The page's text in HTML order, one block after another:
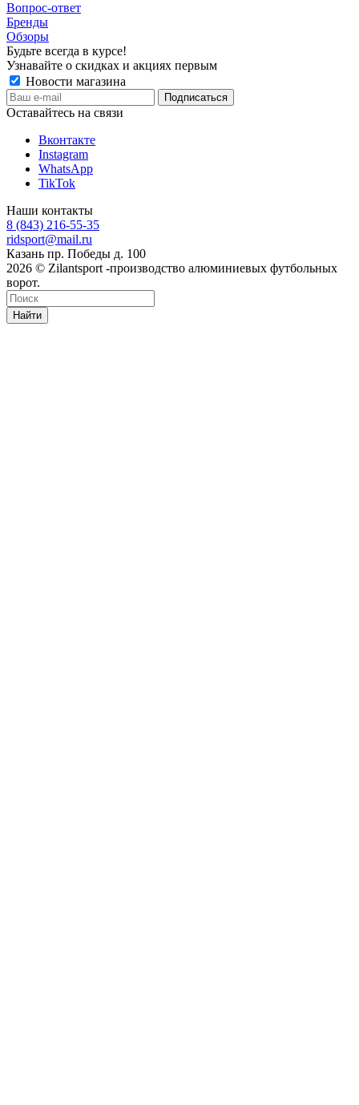
Вопрос-ответ
Бренды
Обзоры
Будьте всегда в курсе!
Узнавайте о скидках и акциях первым
Новости магазина
Оставайтесь на связи
Вконтакте
Instagram
WhatsApp
TikTok
Наши контакты
8 (843) 216-55-35
ridsport@mail.ru
Казань пр. Победы д. 100
2026 © Zilantsport -производство алюминиевых футбольных
ворот.
Найти